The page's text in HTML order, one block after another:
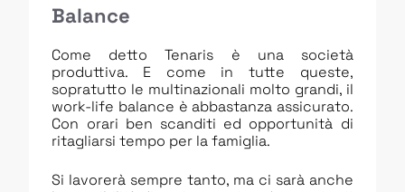
Balance
Come detto Tenaris è una società
produttiva. E come in tutte queste,
sopratutto le multinazionali molto grandi, il
work-life balance è abbastanza assicurato.
Con orari ben scanditi ed opportunità di
ritagliarsi tempo per la famiglia.
Si lavorerà sempre tanto, ma ci sarà anche